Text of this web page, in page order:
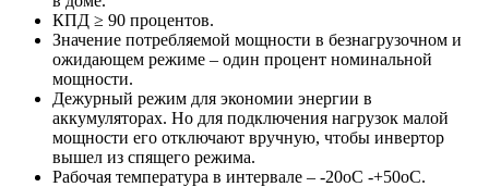
КПД ≥ 90 процентов.
Значение потребляемой мощности в безнагрузочном и
ожидающем режиме – один процент номинальной
мощности.
Дежурный режим для экономии энергии в
аккумуляторах. Но для подключения нагрузок малой
мощности его отключают вручную, чтобы инвертор
вышел из спящего режима.
Рабочая температура в интервале – -20оС -+50оС.